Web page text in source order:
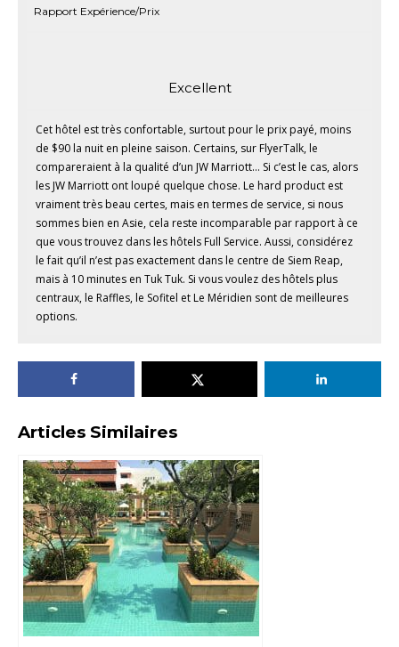
Rapport Expérience/Prix
Excellent
Cet hôtel est très confortable, surtout pour le prix payé, moins
de $90 la nuit en pleine saison. Certains, sur FlyerTalk, le
compareraient à la qualité d’un JW Marriott… Si c’est le cas, alors
les JW Marriott ont loupé quelque chose. Le hard product est
vraiment très beau certes, mais en termes de service, si nous
sommes bien en Asie, cela reste incomparable par rapport à ce
que vous trouvez dans les hôtels Full Service. Aussi, considérez
le fait qu’il n’est pas exactement dans le centre de Siem Reap,
mais à 10 minutes en Tuk Tuk. Si vous voulez des hôtels plus
centraux, le Raffles, le Sofitel et Le Méridien sont de meilleures
options.
Articles Similaires